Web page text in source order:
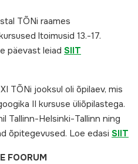
TÕNi raames
ltoimusid 13.-17.
päevast leiad SIIT
TÕNi jooksul oli õpilaev, mis
II kursuse üliõpilastega.
Tallinn-Helsinki-Tallinn ning
õpitegevused. Loe edasi SIIT
FOORUM